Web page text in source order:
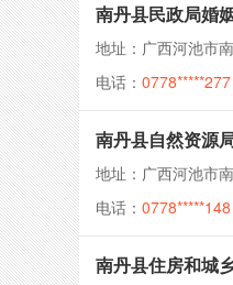
南丹县民政局婚
地址：广西河池市
电话： 0778*****277
南丹县自然资源
地址：广西河池市
电话： 0778*****148
南丹县住房和城